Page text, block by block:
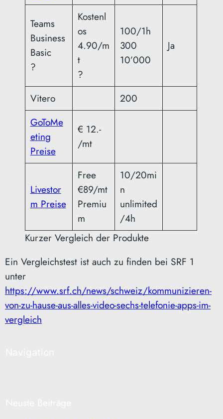
Teams
Business
Basic
?
Kostenl
os
4.90/m
t
?
100/1h
300
10’000
Ja
Vitero
200
GoToMe
eting
Preise
€ 12.-
/mt
Livestor
m Preise
Free
€89/mt
Premiu
m
10/20mi
n
unlimited
/4h
Kurzer Vergleich der Produkte
Ein Vergleichstest ist auch zu finden bei SRF 1
unter
https://www.srf.ch/news/schweiz/kommunizieren-
von-zu-hause-aus-alles-video-sechs-telefonie-apps-im-
vergleich